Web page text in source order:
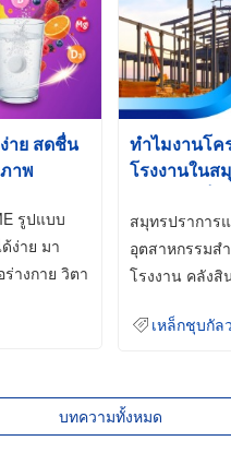
าย สดชื่น
าพ
รูปแบบ
ง่าย มา
างกาย วิตา
ทำไมงานโค
โรงงานในส
Galvanized)
สมุทรปราการ
อุตสาหกรรมส
โรงงาน คลังสิ
เหล็กชุบกัล
บทความทั้งหมด